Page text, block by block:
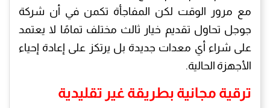
مع مرور الوقت لكن المفاجأة تكمن في أن شركة
جوجل تحاول تقديم خيار ثالث مختلف تمامًا لا يعتمد
على شراء أي معدات جديدة بل يرتكز على إعادة إحياء
الأجهزة الحالية.
ترقية مجانية بطريقة غير تقليدية